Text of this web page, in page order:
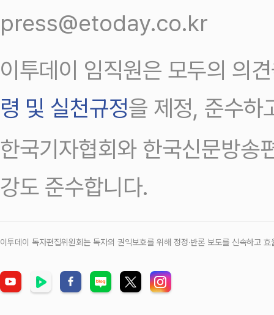
press@etoday.co.kr
이투데이 임직원은 모두의 의
령 및 실천규정을 제정, 준수하
한국기자협회와 한국신문방송
강도 준수합니다.
이투데이 독자편집위원회는 독자의 권익보호를 위해 정정‧반론 보도를 신속하고